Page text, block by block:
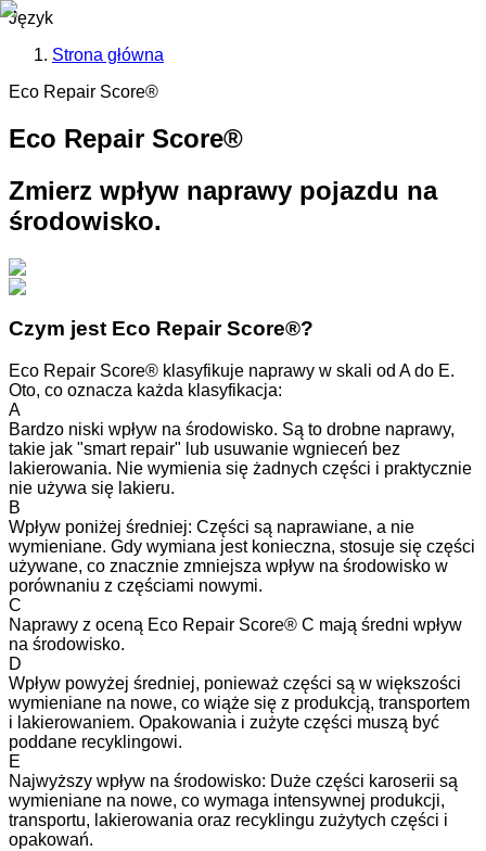
Język
Strona główna
Eco Repair Score®
Eco Repair Score®
Zmierz wpływ naprawy pojazdu na
środowisko.
Czym jest Eco Repair Score®?
Eco Repair Score® klasyfikuje naprawy w skali od A do E.
Oto, co oznacza każda klasyfikacja:
A
Bardzo niski wpływ na środowisko. Są to drobne naprawy,
takie jak "smart repair" lub usuwanie wgnieceń bez
lakierowania. Nie wymienia się żadnych części i praktycznie
nie używa się lakieru.
B
Wpływ poniżej średniej: Części są naprawiane, a nie
wymieniane. Gdy wymiana jest konieczna, stosuje się części
używane, co znacznie zmniejsza wpływ na środowisko w
porównaniu z częściami nowymi.
C
Naprawy z oceną Eco Repair Score® C mają średni wpływ
na środowisko.
D
Wpływ powyżej średniej, ponieważ części są w większości
wymieniane na nowe, co wiąże się z produkcją, transportem
i lakierowaniem. Opakowania i zużyte części muszą być
poddane recyklingowi.
E
Najwyższy wpływ na środowisko: Duże części karoserii są
wymieniane na nowe, co wymaga intensywnej produkcji,
transportu, lakierowania oraz recyklingu zużytych części i
opakowań.